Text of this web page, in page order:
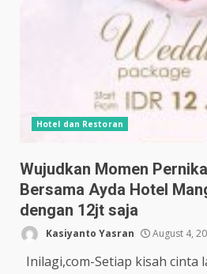
Hotel dan Restoran
Wujudkan Momen
Bersama Ayda Hotel
dengan 12jt saja
Kasiyanto Yasran August 4,
Inilagi,com-Setiap kisah cinta